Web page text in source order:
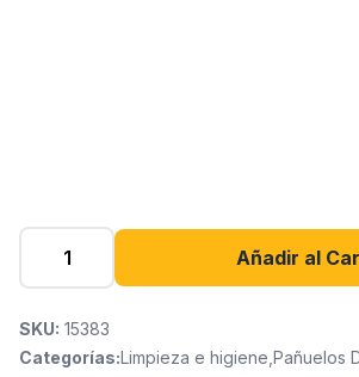
Añadir al
SKU: 15383
Categorías:Limpieza e higiene Pañuelos